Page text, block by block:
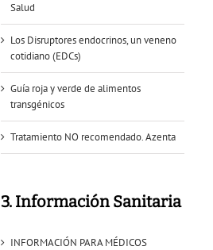
Salud
Los Disruptores endocrinos, un veneno
cotidiano (EDCs)
Guía roja y verde de alimentos
transgénicos
Tratamiento NO recomendado. Azenta
3. Información Sanitaria
INFORMACIÓN PARA MÉDICOS